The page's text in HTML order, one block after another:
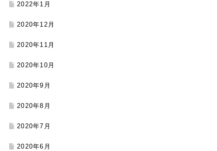
2022年1月
2020年12月
2020年11月
2020年10月
2020年9月
2020年8月
2020年7月
2020年6月